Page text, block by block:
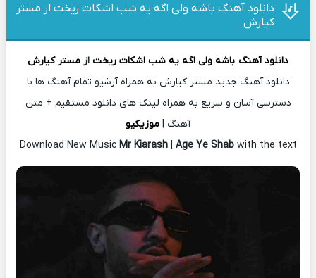
دانلود آهنگ باشه ولی اگه یه شب اشکات ریخت از مستر
کیارش
دانلود آهنگ باشه ولی اگه یه شب اشکات ریخت از مستر کیارش
دانلود آهنگ جدید مستر کیارش به همراه آرشیو تمام آهنگ ها با
دسترسی آسان و سریع به همراه لینک های دانلود مستقیم + متن
آهنگ | موزیکیو
Download New Music Mr Kiarash| Age Ye Shab with the text